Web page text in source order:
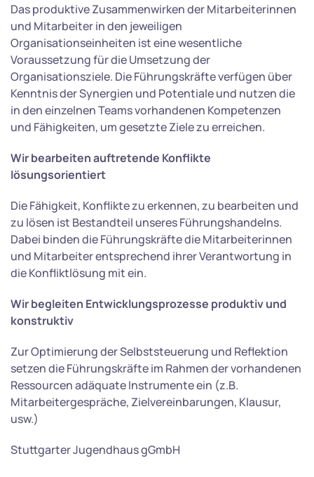
Das produktive Zusammenwirken der Mitarbeiterinnen
und Mitarbeiter in den jeweiligen
Organisationseinheiten ist eine wesentliche
Voraussetzung für die Umsetzung der
Organisationsziele. Die Führungskräfte verfügen über
Kenntnis der Synergien und Potentiale und nutzen die
in den einzelnen Teams vorhandenen Kompetenzen
und Fähigkeiten, um gesetzte Ziele zu erreichen.
Wir bearbeiten auftretende Konflikte
lösungsorientiert
Die Fähigkeit, Konflikte zu erkennen, zu bearbeiten und
zu lösen ist Bestandteil unseres Führungshandelns.
Dabei binden die Führungskräfte die Mitarbeiterinnen
und Mitarbeiter entsprechend ihrer Verantwortung in
die Konfliktlösung mit ein.
Wir begleiten Entwicklungsprozesse produktiv und
konstruktiv
Zur Optimierung der Selbststeuerung und Reflektion
setzen die Führungskräfte im Rahmen der vorhandenen
Ressourcen adäquate Instrumente ein (z.B.
Mitarbeitergespräche, Zielvereinbarungen, Klausur,
usw.)
Stuttgarter Jugendhaus gGmbH